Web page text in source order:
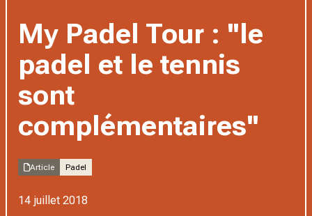
My Padel Tour : ''le
padel et le tennis
sont
complémentaires''
Article Padel
14 juillet 2018